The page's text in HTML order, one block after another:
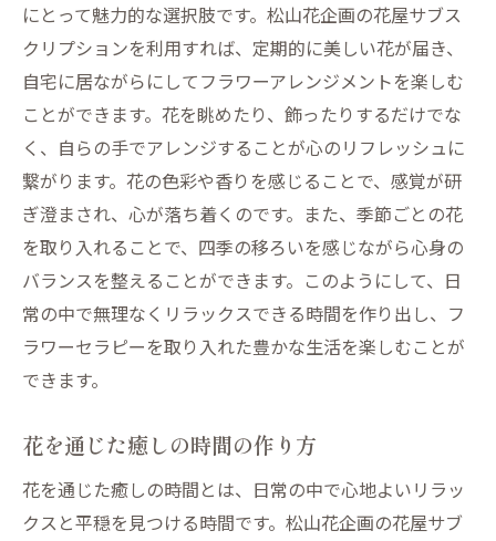
にとって魅力的な選択肢です。松山花企画の花屋サブス
クリプションを利用すれば、定期的に美しい花が届き、
自宅に居ながらにしてフラワーアレンジメントを楽しむ
ことができます。花を眺めたり、飾ったりするだけでな
く、自らの手でアレンジすることが心のリフレッシュに
繋がります。花の色彩や香りを感じることで、感覚が研
ぎ澄まされ、心が落ち着くのです。また、季節ごとの花
を取り入れることで、四季の移ろいを感じながら心身の
バランスを整えることができます。このようにして、日
常の中で無理なくリラックスできる時間を作り出し、フ
ラワーセラピーを取り入れた豊かな生活を楽しむことが
できます。
花を通じた癒しの時間の作り方
花を通じた癒しの時間とは、日常の中で心地よいリラッ
クスと平穏を見つける時間です。松山花企画の花屋サブ